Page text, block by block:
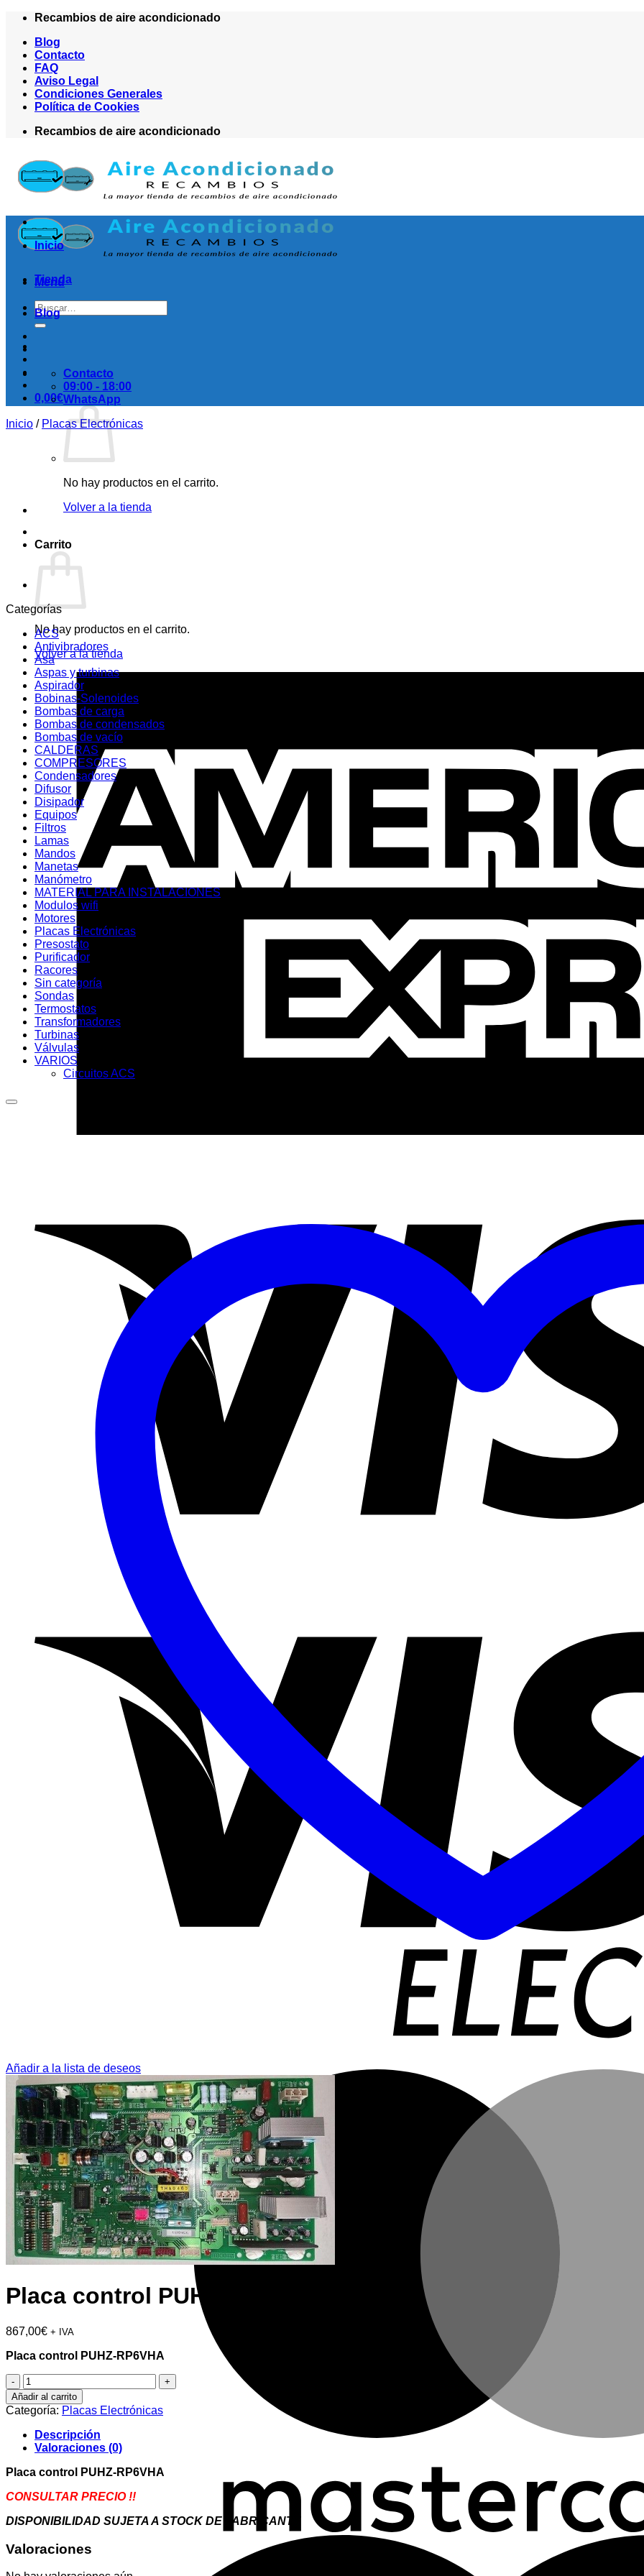
Saltar
contenido
Recambios de aire acondicionado
Blog
Contacto
FAQ
Aviso Legal
Condiciones Generales
Política de Cookies
Recambios de aire acondicionado
Menú
Buscar
por:
0,00€
No hay productos en el carrito.
Volver a la tienda
Carrito
No hay productos en el carrito.
Volver a la tienda
Inicio
Tienda
Blog
Contacto
09:00 - 18:00
WhatsApp
Inicio / Placas Electrónicas
Categorías
ACS
Antivibradores
Asa
Aspas y turbinas
Aspirador
Bobinas-Solenoides
Bombas de carga
Bombas de condensados
Bombas de vacío
CALDERAS
COMPRESORES
Condensadores
Difusor
Disipador
Equipos
Filtros
Lamas
Mandos
Manetas
Manómetro
MATERIAL PARA INSTALACIONES
Modulos wifi
Motores
Placas Electrónicas
Presostato
Purificador
Racores
Sin categoría
Sondas
Termostatos
Transformadores
Turbinas
Válvulas
VARIOS
Circuitos ACS
Añadir a la lista de deseos
Placa control PUHZ-RP6VHA
867,00€ + IVA
Placa control PUHZ-RP6VHA
Placa
control
PUHZ-
RP6VHA
cantidad
Añadir al carrito
Categoría: Placas Electrónicas
Descripción
Valoraciones (0)
Placa control PUHZ-RP6VHA
CONSULTAR PRECIO !!
DISPONIBILIDAD SUJETA A STOCK DE FABRICANTE
Valoraciones